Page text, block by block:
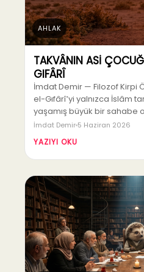
AHLAK
TAKVÂNIN ASİ
GIFÂRÎ
İmdat Demir — Filozof Kirpi
el-Gıfârî’yi yalnızca İslâm
yaşamış büyük bir
İmdat Demir 5 Haziran 2026
YAZIYI OKU